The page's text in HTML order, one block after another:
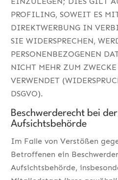
PROFILING, SOWEIT ES
DIREKTWERBUNG IN
SIE WIDERSPRECHEN,
PERSONENBEZOGENEN
NICHT MEHR ZUM
VERWENDET
DSGVO).
Beschwerde­recht bei
Aufsichts­behörde
Im Falle von Verstößen
Betroffenen ein
Aufsichtsbehörde,